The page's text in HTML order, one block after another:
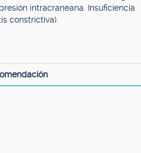
intracraneana. Insuficiencia
constrictiva).